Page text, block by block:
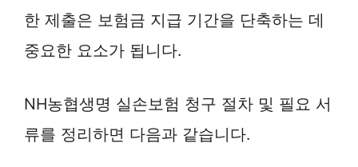
한 제출은 보험금 지급 기간을 단축하는 데
중요한 요소가 됩니다.
NH농협생명 실손보험 청구 절차 및 필요 서
류를 정리하면 다음과 같습니다.